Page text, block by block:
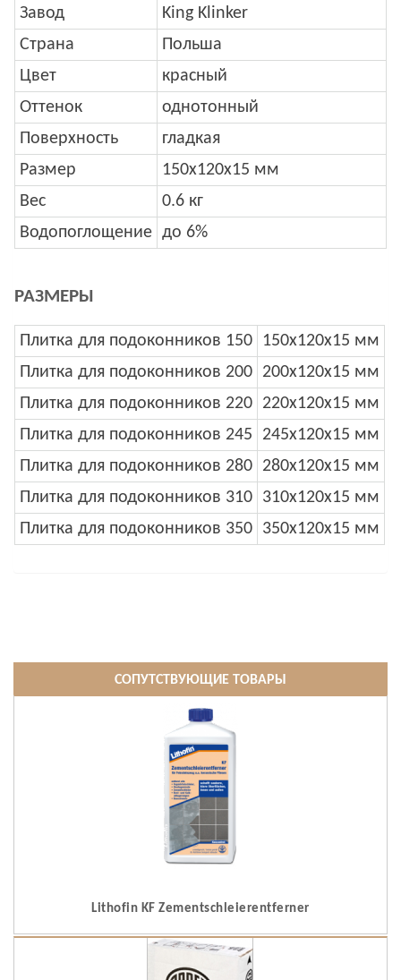
Завод
King Klinker
Страна
Польша
Цвет
красный
Оттенок
однотонный
Поверхность
гладкая
Размер
150x120x15 мм
Вес
0.6 кг
Водопоглощение до 6%
РАЗМЕРЫ
Плитка для подоконников 150
150x120x15 мм
Плитка для подоконников 200 200x120x15 мм
Плитка для подоконников 220 220x120x15 мм
Плитка для подоконников 245
245x120x15 мм
Плитка для подоконников 280 280x120x15 мм
Плитка для подоконников 310 310x120x15 мм
Плитка для подоконников 350 350x120x15 мм
СОПУТСТВУЮЩИЕ ТОВАРЫ
Lithofin KF Zementschleierentferner